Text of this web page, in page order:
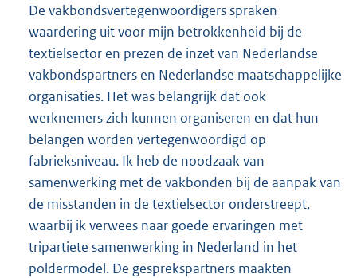
De vakbondsvertegenwoordigers spraken
waardering uit voor mijn betrokkenheid bij de
textielsector en prezen de inzet van Nederlandse
vakbondspartners en Nederlandse maatschappelijke
organisaties. Het was belangrijk dat ook
werknemers zich kunnen organiseren en dat hun
belangen worden vertegenwoordigd op
fabrieksniveau. Ik heb de noodzaak van
samenwerking met de vakbonden bij de aanpak van
de misstanden in de textielsector onderstreept,
waarbij ik verwees naar goede ervaringen met
tripartiete samenwerking in Nederland in het
poldermodel. De gesprekspartners maakten